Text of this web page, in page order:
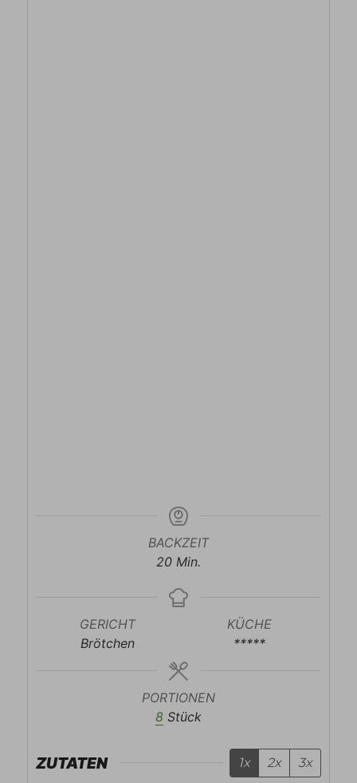
BACKZEIT
20Minuten
Min.
GERICHT
Brötchen
KÜCHE
*****
PORTIONEN
8 Stück
ZUTATEN 1x 2x 3x